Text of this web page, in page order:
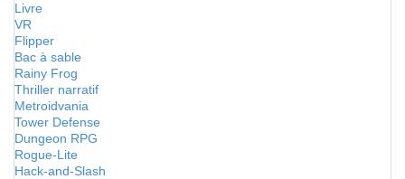
Livre
VR
Flipper
Bac à sable
Rainy Frog
Thriller narratif
Metroidvania
Tower Defense
Dungeon RPG
Rogue-Lite
Hack-and-Slash